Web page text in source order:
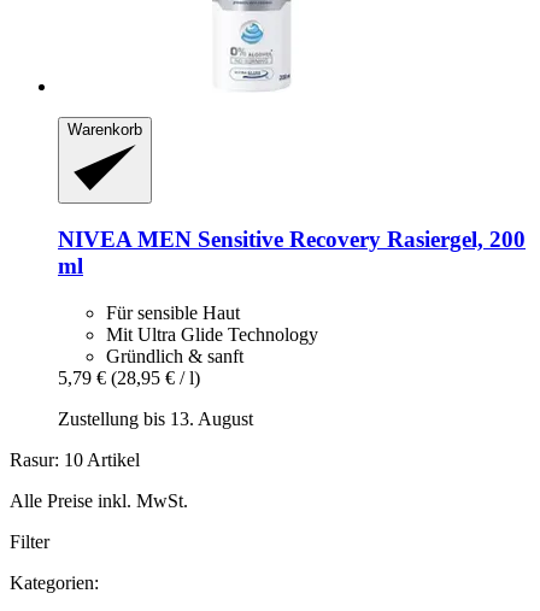
Warenkorb
NIVEA MEN Sensitive Recovery Rasiergel, 200
ml
Für sensible Haut
Mit Ultra Glide Technology
Gründlich & sanft
5,79 € (28,95 € / l)
Zustellung bis 13. August
Rasur: 10 Artikel
Alle Preise inkl. MwSt.
Filter
Kategorien: